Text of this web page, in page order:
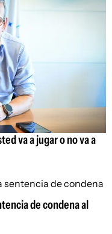
va a jugar o no va a
de condena al